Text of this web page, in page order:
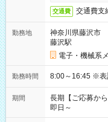
交通費 交通費支
勤務地
神奈川県藤沢市
藤沢駅
電子・機械系
勤務時間 8:00
期間
長期【ご応募か
即日～